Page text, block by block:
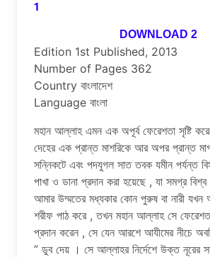
1
DOWNLOAD 2
Edition 1st Published, 2013
Number of Pages 362
Country বাংলাদেশ
Language বাংলা
মহান আল্লাহ এমন এক অপূর্ব ফেরেশতা সৃষ্টি
দেহের এক প্রান্ত মাশরিকে আর অপর প্রান্ত
সন্নিকটে এবং পদযুগল সাত তবক যমীন পর্যন্ত
পাখা ও ডানা প্রদান করা হয়েছে , যা সমগ্র
আমার উম্মতের মধ্যকার কোন পুরুষ বা নারী যখন
শরীফ পাঠ করে , তখন মহান আল্লাহ সে
প্রদান করেন , সে যেন আরশে আযীমের নীচে
” ডুব দেয় । সে আল্লাহর নির্দেশে উক্ত নূরের